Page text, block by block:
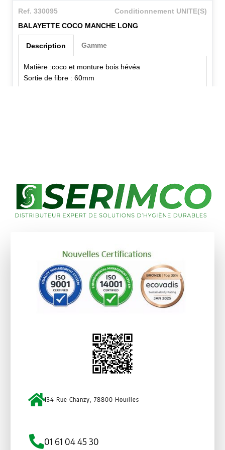
Ref. 330095
Conditionnement UNITE(S)
BALAYETTE COCO MANCHE LONG
Description
Matière :coco et monture bois hévéa
Sortie de fibre : 60mm
Gamme
134 Rue Chanzy, 78800 Houilles
01 61 04 45 30